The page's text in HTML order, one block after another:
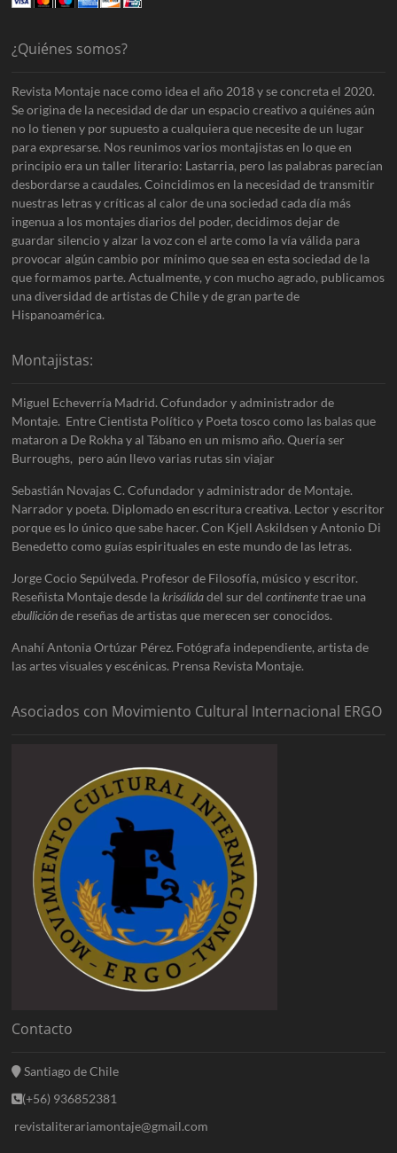
¿Quiénes somos?
Revista Montaje nace como idea el año 2018 y se concreta el 2020.
Se origina de la necesidad de dar un espacio creativo a quiénes aún
no lo tienen y por supuesto a cualquiera que necesite de un lugar
para expresarse. Nos reunimos varios montajistas en lo que en
principio era un taller literario: Lastarria, pero las palabras parecían
desbordarse a caudales. Coincidimos en la necesidad de transmitir
nuestras letras y críticas al calor de una sociedad cada día más
ingenua a los montajes diarios del poder, decidimos dejar de
guardar silencio y alzar la voz con el arte como la vía válida para
provocar algún cambio por mínimo que sea en esta sociedad de la
que formamos parte. Actualmente, y con mucho agrado, publicamos
una diversidad de artistas de Chile y de gran parte de
Hispanoamérica.
Montajistas:
Miguel Echeverría Madrid. Cofundador y administrador de
Montaje. Entre Cientista Político y Poeta tosco como las balas que
mataron a De Rokha y al Tábano en un mismo año. Quería ser
Burroughs, pero aún llevo varias rutas sin viajar
Sebastián Novajas C. Cofundador y administrador de Montaje.
Narrador y poeta. Diplomado en escritura creativa. Lector y escritor
porque es lo único que sabe hacer. Con Kjell Askildsen y Antonio Di
Benedetto como guías espirituales en este mundo de las letras.
Jorge Cocio Sepúlveda. Profesor de Filosofía, músico y escritor.
Reseñista Montaje desde lakrisálidadel sur delcontinentetrae una
ebulliciónde reseñas de artistas que merecen ser conocidos.
Anahí Antonia Ortúzar Pérez. Fotógrafa independiente, artista de
las artes visuales y escénicas. Prensa Revista Montaje.
Asociados con Movimiento Cultural Internacional ERGO
Contacto
Santiago de Chile
(+56) 936852381
revistaliterariamontaje@gmail.com